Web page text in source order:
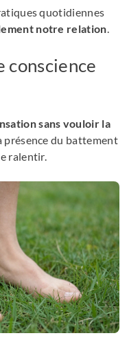
quotidiennes
notre relation
conscience
sans vouloir la
présence du battement
ralentir.